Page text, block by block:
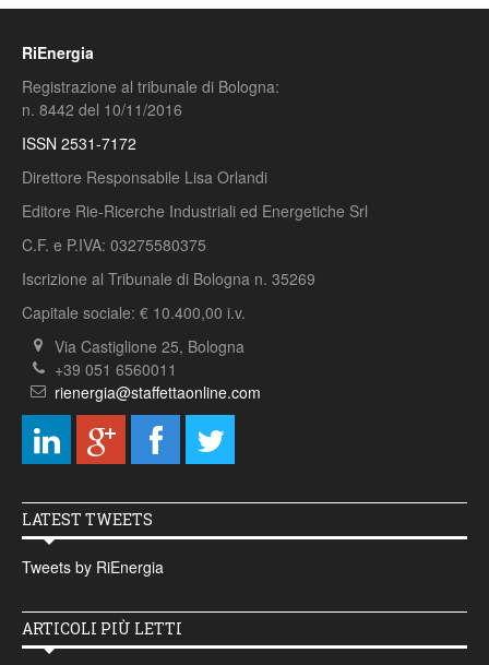
RiEnergia
Registrazione al tribunale di Bologna:
n. 8442 del 10/11/2016
ISSN 2531-7172
Direttore Responsabile Lisa Orlandi
Editore Rie-Ricerche Industriali ed Energetiche Srl
C.F. e P.IVA: 03275580375
Iscrizione al Tribunale di Bologna n. 35269
Capitale sociale: € 10.400,00 i.v.
Via Castiglione 25, Bologna
+39 051 6560011
rienergia@staffettaonline.com
LATEST TWEETS
Tweets by RiEnergia
ARTICOLI PIÙ LETTI